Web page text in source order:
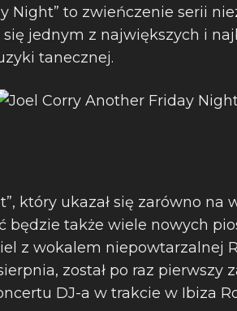
Night” to zwieńczenie serii
jednym z największych i
tanecznej.
który ukazał się zarówno na
będzie także wiele nowych
z wokalem niepowtarzalnej
został po raz pierwszy
DJ-a w trakcie w Ibiza